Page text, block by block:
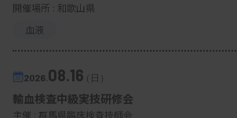
開催場所 : 和歌山県
血液
2026. 08.16（日）
輸血検査中級実技研修会
主催 : 群馬県臨床検査技師会